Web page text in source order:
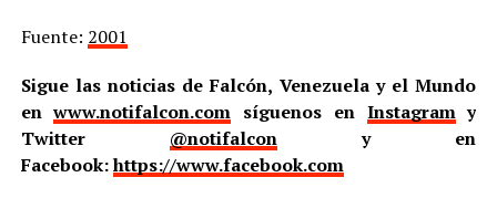
Fuente: 2001
Sigue las noticias de Falcón, Venezuela y el Mundo
enwww.notifalcon.com síguenos en Instagramy
Twitter @notifalcony en
Facebook:https://www.facebook.com